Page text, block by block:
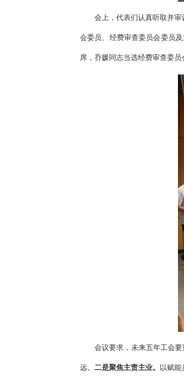
会上，代表们认真听取并
会委员、经费审查委员会委员
席，乔媛同志当选经费审查委员
会议要求，未来五年工会
远。 二是聚焦主责主业。 以赋